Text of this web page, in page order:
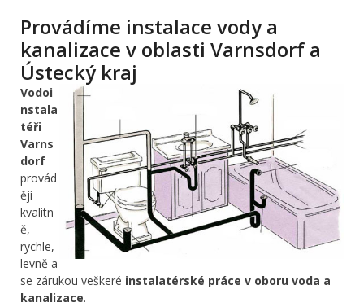
Provádíme instalace vody a
kanalizace v oblasti Varnsdorf a
Ústecký kraj
Vodoi
nstala
téři
Varns
dorf
provád
ějí
kvalitn
ě,
rychle,
levně a
se zárukou veškeré instalatérské práce v oboru voda a
kanalizace.